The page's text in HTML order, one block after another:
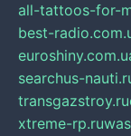
all-tattoos-for-
best-
searchus-
transgazstroy.ru
xtreme-rp.ru